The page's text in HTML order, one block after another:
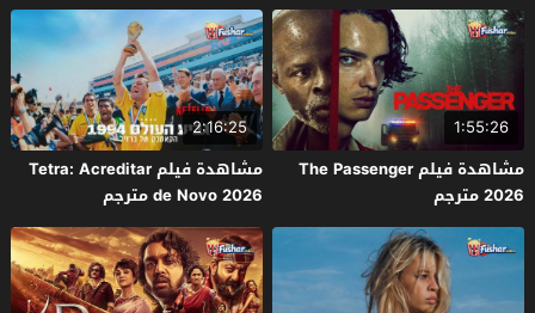
1:55:26
مشاهدة فيلم The Passenger
2026 مترجم
2:16:25
مشاهدة فيلم Tetra: Acreditar
de Novo 2026 مترجم